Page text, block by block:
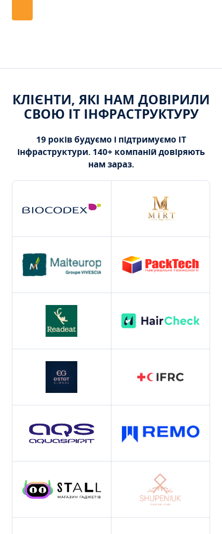
КЛІЄНТИ, ЯКІ НАМ ДОВІРИЛИ
СВОЮ ІТ ІНФРАСТРУКТУРУ
19 років будуємо і підтримуємо ІТ
інфраструктури. 140+ компаній довіряють
нам зараз.